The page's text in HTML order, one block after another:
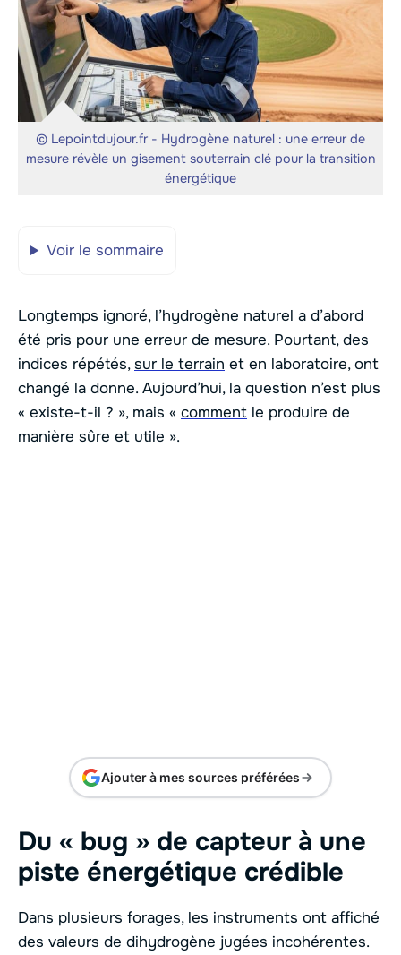
© Lepointdujour.fr - Hydrogène naturel : une erreur de
mesure révèle un gisement souterrain clé pour la transition
énergétique
Voir le sommaire
Longtemps ignoré, l’hydrogène naturel a d’abord
été pris pour une erreur de mesure. Pourtant, des
indices répétés,sur le terrain et en laboratoire, ont
changé la donne. Aujourd’hui, la question n’est plus
« existe-t-il ? », mais « comment le produire de
manière sûre et utile ».
Ajouter à mes sources préférées
Du « bug » de capteur à une
piste énergétique crédible
Dans plusieurs forages, les instruments ont affiché
des valeurs de dihydrogène jugées incohérentes.